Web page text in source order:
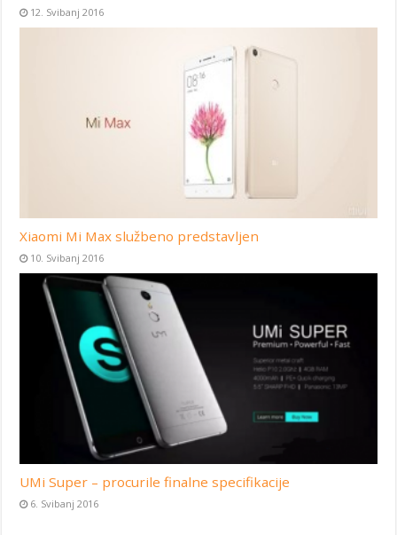
12. Svibanj 2016
Xiaomi Mi Max službeno predstavljen
10. Svibanj 2016
UMi Super – procurile finalne specifikacije
6. Svibanj 2016